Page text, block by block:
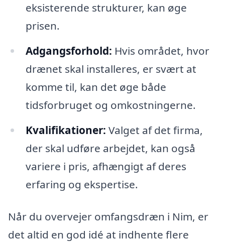
eksisterende strukturer, kan øge
prisen.
Adgangsforhold: Hvis området, hvor
drænet skal installeres, er svært at
komme til, kan det øge både
tidsforbruget og omkostningerne.
Kvalifikationer: Valget af det firma,
der skal udføre arbejdet, kan også
variere i pris, afhængigt af deres
erfaring og ekspertise.
Når du overvejer omfangsdræn i Nim, er
det altid en god idé at indhente flere